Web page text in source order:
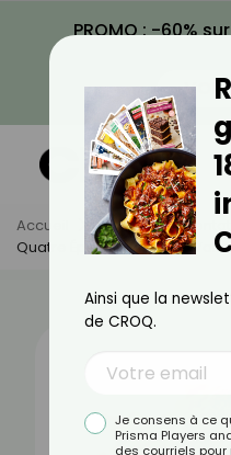
PROMO : -60%
Accueil Actus
Quatre Épices : Bienfaits,
Ainsi que la
de CROQ.
Je consens à ce
Prisma Players
des courriels